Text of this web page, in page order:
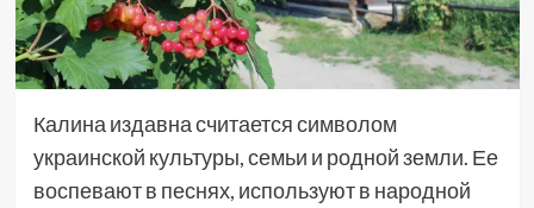
Калина издавна считается символом
украинской культуры, семьи и родной земли. Ее
воспевают в песнях, используют в народной